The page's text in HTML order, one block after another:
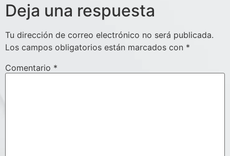
Deja una respuesta
Tu dirección de correo electrónico no será publicada.
Los campos obligatorios están marcados con *
Comentario *